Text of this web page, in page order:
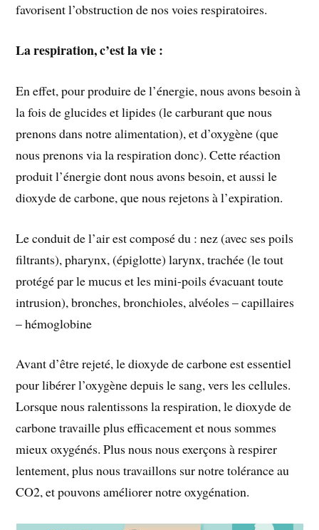
favorisent l’obstruction de nos voies respiratoires.
La respiration, c’est la vie :
En effet, pour produire de l’énergie, nous avons besoin à
la fois de glucides et lipides (le carburant que nous
prenons dans notre alimentation), et d’oxygène (que
nous prenons via la respiration donc). Cette réaction
produit l’énergie dont nous avons besoin, et aussi le
dioxyde de carbone, que nous rejetons à l’expiration.
Le conduit de l’air est composé du : nez (avec ses poils
filtrants), pharynx, (épiglotte) larynx, trachée (le tout
protégé par le mucus et les mini-poils évacuant toute
intrusion), bronches, bronchioles, alvéoles – capillaires
– hémoglobine
Avant d’être rejeté, le dioxyde de carbone est essentiel
pour libérer l’oxygène depuis le sang, vers les cellules.
Lorsque nous ralentissons la respiration, le dioxyde de
carbone travaille plus efficacement et nous sommes
mieux oxygénés. Plus nous nous exerçons à respirer
lentement, plus nous travaillons sur notre tolérance au
CO2, et pouvons améliorer notre oxygénation.